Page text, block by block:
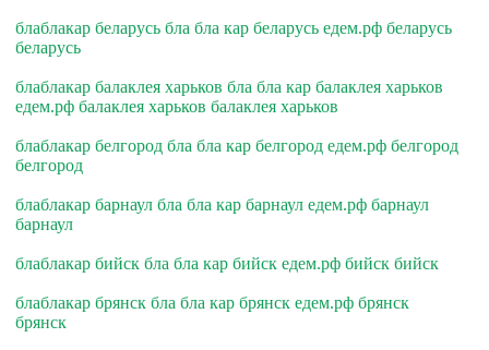
блаблакар беларусь бла бла кар беларусь едем.рф беларусь
беларусь
блаблакар балаклея харьков бла бла кар балаклея харьков
едем.рф балаклея харьков балаклея харьков
блаблакар белгород бла бла кар белгород едем.рф белгород
белгород
блаблакар барнаул бла бла кар барнаул едем.рф барнаул
барнаул
блаблакар бийск бла бла кар бийск едем.рф бийск бийск
блаблакар брянск бла бла кар брянск едем.рф брянск
брянск